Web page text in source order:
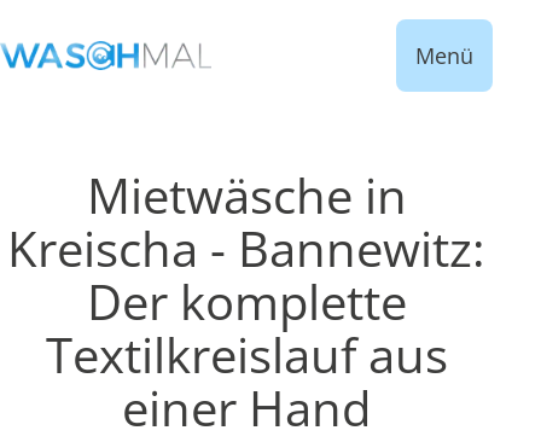
Menü
Mietwäsche in
Kreischa - Bannewitz:
Der komplette
Textilkreislauf aus
einer Hand